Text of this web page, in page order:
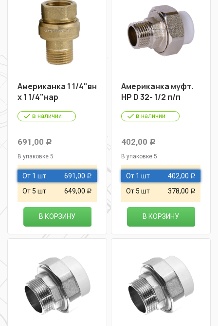
Американка 1 1/4"вн
х 1 1/4"нар
в наличии
691,00 Р
В упаковке 5
От 1 шт 691,00 Р
От 5 шт 649,00 Р
В КОРЗИНУ
Американка муфт.
НР D 32- 1/2 п/п
в наличии
402,00 Р
В упаковке 5
От 1 шт 402,00 Р
От 5 шт 378,00 Р
В КОРЗИНУ